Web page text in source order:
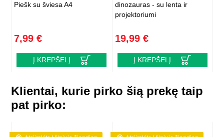
Piešk su šviesa A4
7,99 €
Į KREPŠELĮ
dinozauras - su lenta ir
projektoriumi
19,99 €
Į KREPŠELĮ
Klientai, kurie pirko šią prekę taip
pat pirko: